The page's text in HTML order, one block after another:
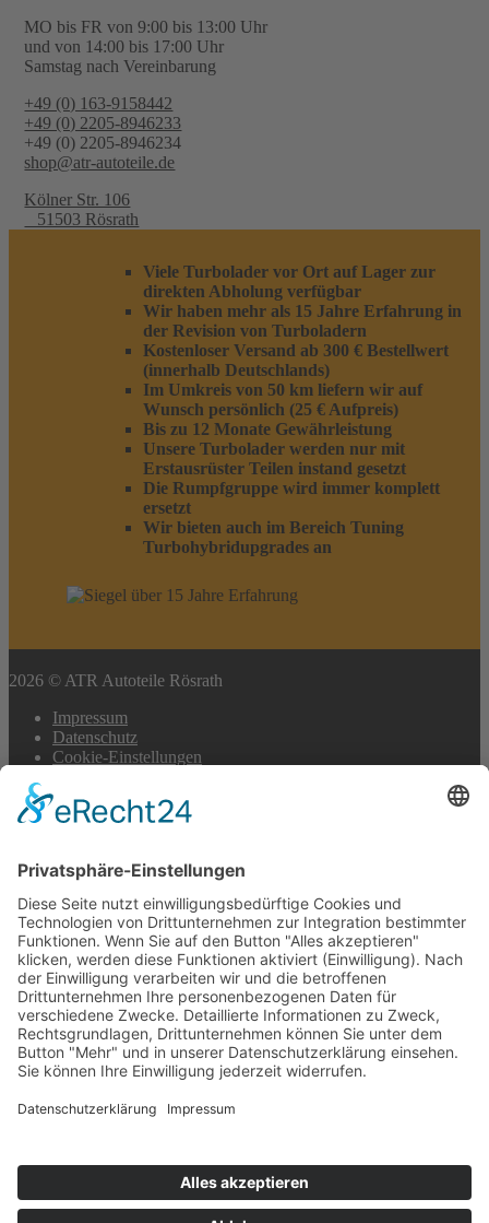
MO bis FR von 9:00 bis 13:00 Uhr
und von 14:00 bis 17:00 Uhr
Samstag nach Vereinbarung
+49 (0) 163-9158442
+49 (0) 2205-8946233
+49 (0) 2205-8946234
shop@atr-autoteile.de
Kölner Str. 106
51503 Rösrath
Viele Turbolader vor Ort auf Lager zur
direkten Abholung verfügbar
Wir haben mehr als 15 Jahre Erfahrung in
der Revision von Turboladern
Kostenloser Versand ab 300 € Bestellwert
(innerhalb Deutschlands)
Im Umkreis von 50 km liefern wir auf
Wunsch persönlich (25 € Aufpreis)
Bis zu 12 Monate Gewährleistung
Unsere Turbolader werden nur mit
Erstausrüster Teilen instand gesetzt
Die Rumpfgruppe wird immer komplett
ersetzt
Wir bieten auch im Bereich Tuning
Turbohybridupgrades an
2026 © ATR Autoteile Rösrath
Impressum
Datenschutz
Cookie-Einstellungen
Scroll